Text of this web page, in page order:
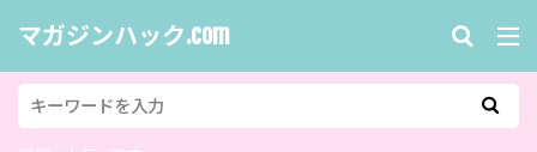
マガジンハック.com